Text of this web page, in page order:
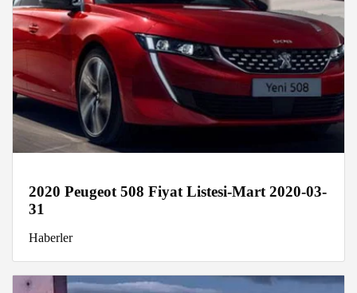
2020 Peugeot 508 Fiyat Listesi-Mart 2020-03-
31
Haberler